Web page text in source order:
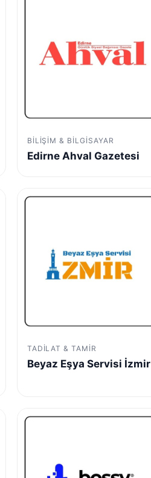
BILIŞIM & BILGISAYAR
Edirne Ahval Gazetesi
TADILAT & TAMIR
Beyaz Eşya Servisi İzmir